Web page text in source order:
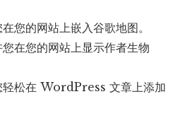
您的网站上嵌入谷歌地图。
在您的网站上显示作者生物
轻松在 WordPress 文章上添加